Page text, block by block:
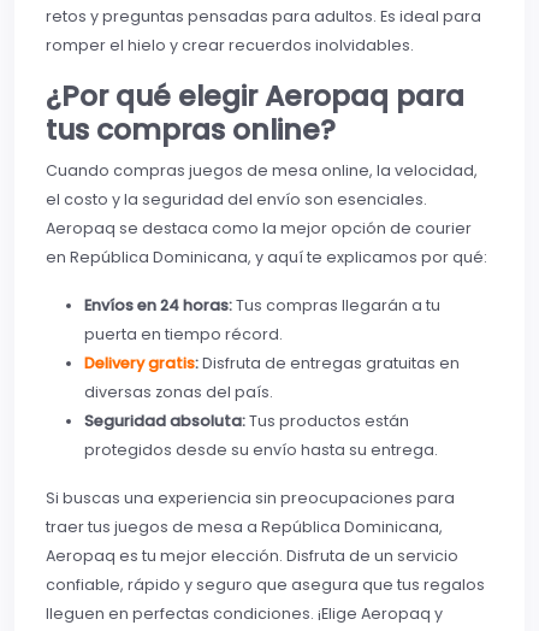
retos y preguntas pensadas para adultos. Es ideal para
romper el hielo y crear recuerdos inolvidables.
¿Por qué elegir Aeropaq para
tus compras online?
Cuando compras juegos de mesa online, la velocidad,
el costo y la seguridad del envío son esenciales.
Aeropaq se destaca como la mejor opción de courier
en República Dominicana, y aquí te explicamos por qué:
Envíos en 24 horas:Tus compras llegarán a tu
puerta en tiempo récord.
Delivery gratis:Disfruta de entregas gratuitas en
diversas zonas del país.
Seguridad absoluta:Tus productos están
protegidos desde su envío hasta su entrega.
Si buscas una experiencia sin preocupaciones para
traer tus juegos de mesa a República Dominicana,
Aeropaq es tu mejor elección. Disfruta de un servicio
confiable, rápido y seguro que asegura que tus regalos
lleguen en perfectas condiciones. ¡Elige Aeropaq y